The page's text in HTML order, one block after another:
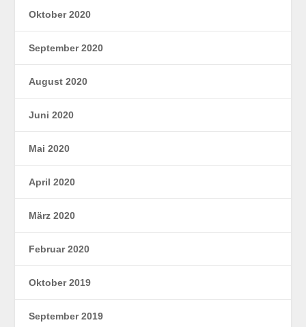
Oktober 2020
September 2020
August 2020
Juni 2020
Mai 2020
April 2020
März 2020
Februar 2020
Oktober 2019
September 2019